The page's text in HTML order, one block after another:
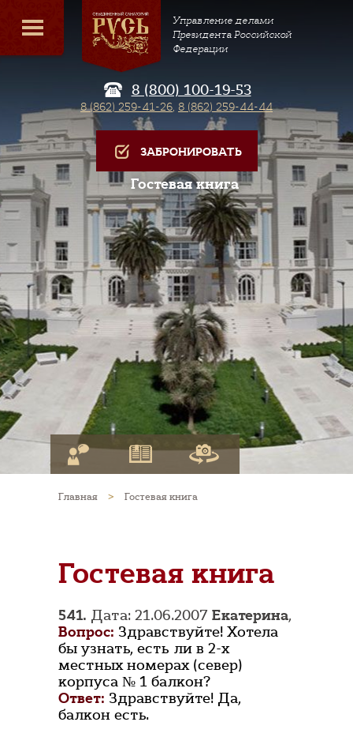
Управление делами
Президента Российской
Федерации
8 (800) 100-19-53
8 (862) 259-41-26, 8 (862) 259-44-44
ЗАБРОНИРОВАТЬ
Гостевая книга
Главная > Гостевая книга
Гостевая книга
541. Дата: 21.06.2007 Екатерина,
Вопрос: Здравствуйте! Хотела
бы узнать, есть ли в 2-х
местных номерах (север)
корпуса № 1 балкон?
Ответ: Здравствуйте! Да,
балкон есть.